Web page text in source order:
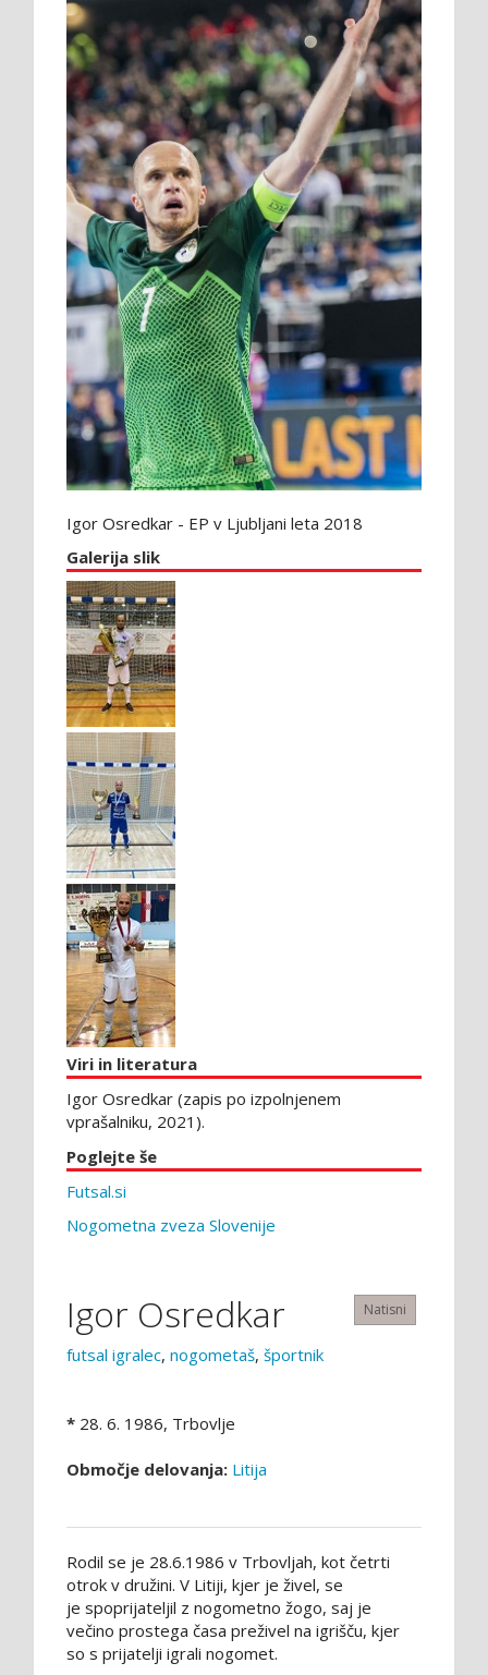
Igor Osredkar - EP v Ljubljani leta 2018
Galerija slik
Viri in literatura
Igor Osredkar (zapis po izpolnjenem
vprašalniku, 2021).
Poglejte še
Futsal.si
Nogometna zveza Slovenije
Natisni
Igor Osredkar
futsal igralec, nogometaš, športnik
* 28. 6. 1986, Trbovlje
Območje delovanja: Litija
Rodil se je 28.6.1986 v Trbovljah, kot četrti
otrok v družini. V Litiji, kjer je živel, se
je spoprijateljil z nogometno žogo, saj je
večino prostega časa preživel na igrišču, kjer
so s prijatelji igrali nogomet.